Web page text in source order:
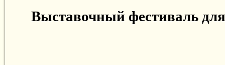
Выставочный фестиваль